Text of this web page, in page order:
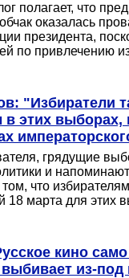
полагает, что
оказалась
президента,
по привлечению
"Избиратели
этих выборах,
грядущие
и
что
18 марта для этих
кино само
из-под